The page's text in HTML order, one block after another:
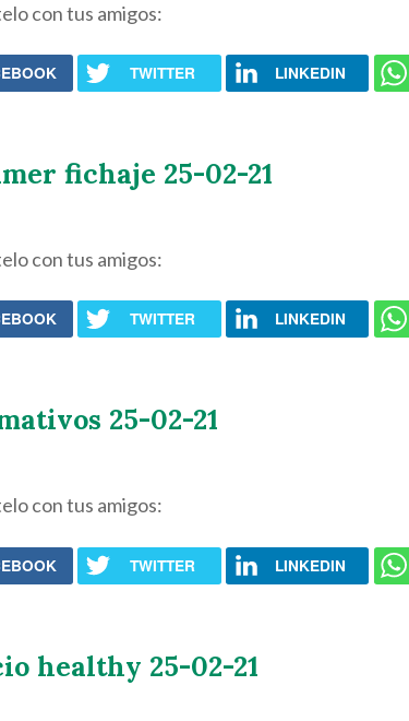
con tus amigos:
TWITTER LINKEDIN
fichaje 25-02-21
con tus amigos:
TWITTER LINKEDIN
25-02-21
con tus amigos:
TWITTER LINKEDIN
healthy 25-02-21